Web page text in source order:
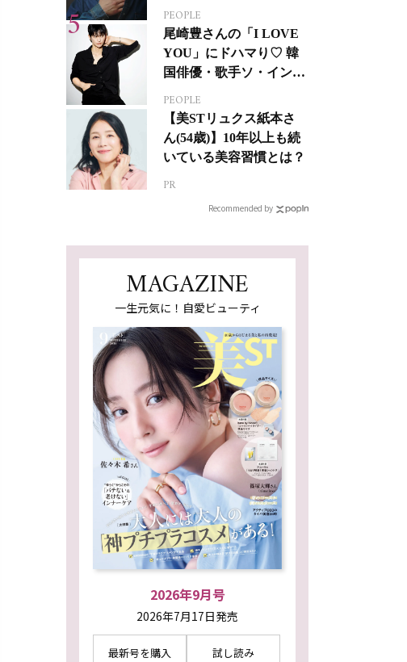
ジカルへの挑戦
PEOPLE
尾崎豊さんの「I LOVE
YOU」にドハマり♡ 韓
国俳優・歌手ソ・イング
人生って？
PEOPLE
【美STリュクス紙本さ
ん(54歳)】10年以上も続
いている美容習慣とは？
PR
Recommended by
MAGAZINE
一生元気に！自愛ビューティ
2026年9月号
2026年7月17日発売
最新号を購入 試し読み